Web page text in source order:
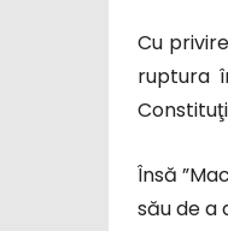
Cu
ruptura
Însă
său de a